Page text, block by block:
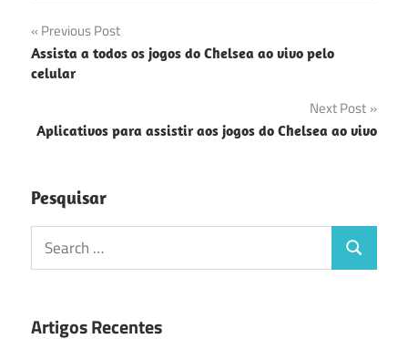
Navegação
de
Previous Post
Assista a todos os jogos do Chelsea ao vivo pelo
celular
Next Post
Aplicativos para assistir aos jogos do Chelsea ao vivo
Pesquisar
Search
for:
Search
Artigos Recentes